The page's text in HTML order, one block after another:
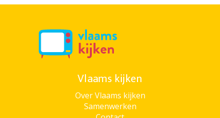
Vlaams kijken
Over Vlaams kijken
Samenwerken